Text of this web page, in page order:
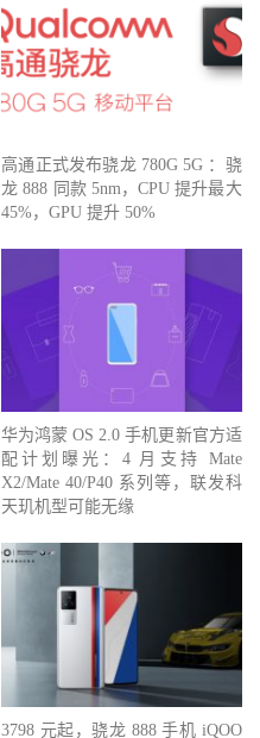
高通正式发布骁龙 780G 5G ：骁
龙 888 同款 5nm，CPU 提升最大
45%，GPU 提升 50%
华为鸿蒙 OS 2.0 手机更新官方适
配计划曝光：4 月支持 Mate
X2/Mate 40/P40 系列等，联发科
天玑机型可能无缘
3798 元起，骁龙 888 手机 iQOO